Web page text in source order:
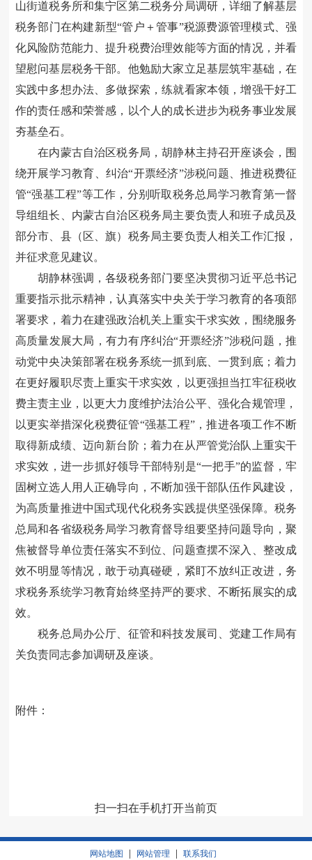
山街道税务所和集宁区第二税务分局调研，详细了解基层
税务部门在构建新型“管户＋管事”税源费源管理模式、强
化风险防范能力、提升税费治理效能等方面的情况，并看
望慰问基层税务干部。他勉励大家立足基层筑牢基础，在
实践中多想办法、多做探索，练就看家本领，增强干好工
作的责任感和荣誉感，以个人的成长进步为税务事业发展
夯基垒石。
在内蒙古自治区税务局，胡静林主持召开座谈会，围
绕开展学习教育、纠治“开票经济”涉税问题、推进税费征
管“强基工程”等工作，分别听取税务总局学习教育第一督
导组组长、内蒙古自治区税务局主要负责人和班子成员及
部分市、县（区、旗）税务局主要负责人相关工作汇报，
并征求意见建议。
胡静林强调，各级税务部门要坚决贯彻习近平总书记
重要指示批示精神，认真落实中央关于学习教育的各项部
署要求，着力在建强政治机关上重实干求实效，围绕服务
高质量发展大局，有力有序纠治“开票经济”涉税问题，推
动党中央决策部署在税务系统一抓到底、一贯到底；着力
在更好履职尽责上重实干求实效，以更强担当扛牢征税收
费主责主业，以更大力度维护法治公平、强化合规管理，
以更实举措深化税费征管“强基工程”，推进各项工作不断
取得新成绩、迈向新台阶；着力在从严管党治队上重实干
求实效，进一步抓好领导干部特别是“一把手”的监督，牢
固树立选人用人正确导向，不断加强干部队伍作风建设，
为高质量推进中国式现代化税务实践提供坚强保障。税务
总局和各省级税务局学习教育督导组要坚持问题导向，聚
焦被督导单位责任落实不到位、问题查摆不深入、整改成
效不明显等情况，敢于动真碰硬，紧盯不放纠正改进，务
求税务系统学习教育始终坚持严的要求、不断拓展实的成
效。
税务总局办公厅、征管和科技发展司、党建工作局有
关负责同志参加调研及座谈。
附件：
扫一扫在手机打开当前页
网站地图 网站管理 联系我们